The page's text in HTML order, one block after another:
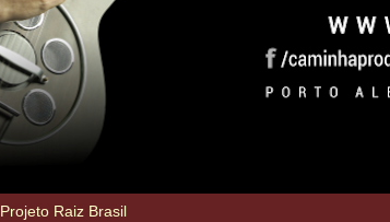
Projeto Raiz Brasil